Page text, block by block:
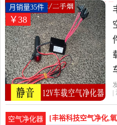
醛烟尘 车用12月销量
￥38
月销量35件
空气净化器
[丰裕科技空气净化,